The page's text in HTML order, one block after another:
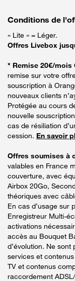
Conditions de
« Lite » = Léger.
Offres Livebox
* Remise 20€/mois
remise sur votre
souscription à
nouveaux clients
Protégée au cours
nouvelle
cas de résiliation
cession. En savoir
Offres soumises à
valables en France
couverture, avec
Airbox 20Go,
théoriques avec
En cas d’usage sur
Enregistreur Multi-
activations
accès au Bouquet
d’évolution. Ne
services et
TV et contenus
raccordement